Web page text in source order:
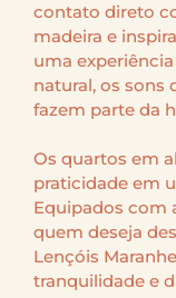
contato direto
madeira e
uma
natural, os sons
fazem parte da
Os quartos em
praticidade em
Equipados com
quem deseja
Lençóis
tranquilidade e